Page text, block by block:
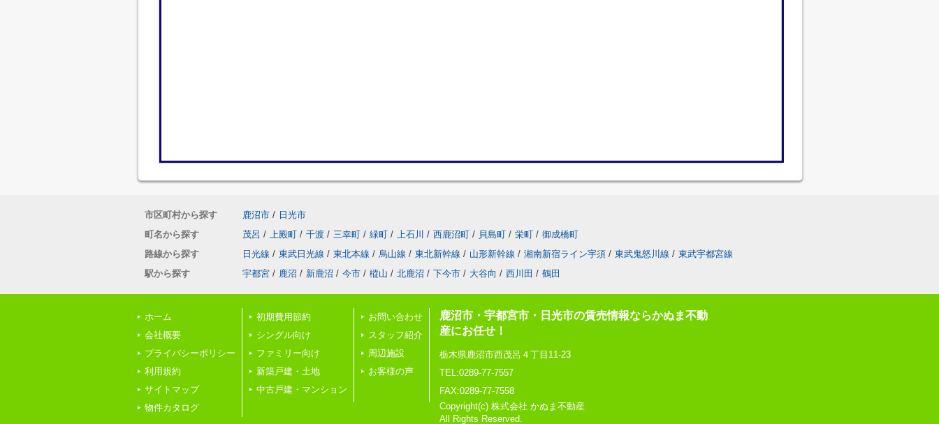
市区町村から探す 鹿沼市 / 日光市
町名から探す
茂呂 / 上殿町 / 千渡 / 三幸町 / 緑町 / 上石川 / 西鹿沼町 / 貝島町 / 栄町 / 御成橋町
路線から探す
日光線 / 東武日光線 / 東北本線 / 烏山線 / 東北新幹線 / 山形新幹線 / 湘南新宿ライン宇須 / 東武鬼怒川線 / 東武宇都宮線
駅から探す
宇都宮 / 鹿沼 / 新鹿沼 / 今市 / 樅山 / 北鹿沼 / 下今市 / 大谷向 / 西川田 / 鶴田
ホーム
会社概要
プライバシーポリシー
利用規約
サイトマップ
物件カタログ
初期費用節約
シングル向け
ファミリー向け
新築戸建・土地
中古戸建・マンション
お問い合わせ
スタッフ紹介
周辺施設
お客様の声
鹿沼市・宇都宮市・日光市の賃売情報ならかぬま不動
産にお任せ！
栃木県鹿沼市西茂呂４丁目11-23
TEL:0289-77-7557
FAX:0289-77-7558
Copyright(c) 株式会社 かぬま不動産
All Rights Reserved.